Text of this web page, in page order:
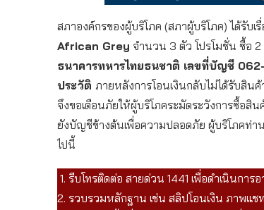
สภาองค์กรของผู้บริโภค (สภาผู้บริโภค) ได้รับเ
African Grey จำนวน 3 ตัว โปรโมชั่น ซื้อ 2
ธนาคารทหารไทยธนชาติ เลขที่บัญชี
ประวัติ ภายหลังการโอนเงินกลับไม่ได้รับสิน
จึงขอเตือนภัยให้ผู้บริโภคระมัดระวังการซื้อสิน
ยังบัญชีข้างต้นเพื่อความปลอดภัย ผู้บริโภคท่า
ไปนี้
รีบโทรติดต่อ สายด่วน 1441 เพื่อดำเนินกา
รวบรวมหลักฐาน เช่น สลิปโอนเงิน ภาพแ